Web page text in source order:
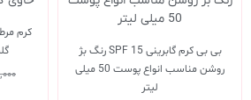
بی بی کرم گابرینی SPF 15 رنگ بژ
روشن مناسب انواع پوست 50 میلی
لیتر
کرم